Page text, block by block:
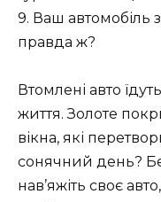
9. Ваш автомобіль
правда ж?
Втомлені авто
життя. Золоте
вікна, які
сонячний день?
нав’яжіть своє